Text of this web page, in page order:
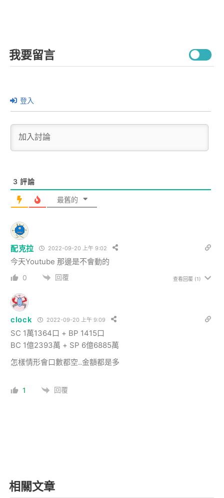
我要留言
登入
3 評論
最舊的
配克拉 2022-09-20 上午 9:02
今天Youtube 那邊是不會動的
0 回覆 查看回覆 (1)
clock 2022-09-20 上午 9:09
SC 1萬1364口 + BP 1415口
BC 1億2393萬 + SP 6億6885萬
怎樣情形會口數都空..金額都是多
1 回覆
相關文章